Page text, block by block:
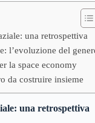
una retrospettiva
l’evoluzione del
la space economy
da costruire insieme
una retrospettiva